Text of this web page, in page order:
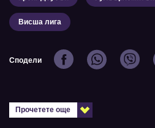
Висша лига
Сподели
Прочетете още